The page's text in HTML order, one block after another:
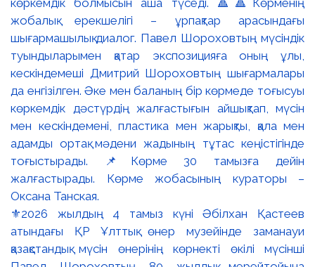
⚜️2026 жылдың 4 тамыз күні Әбілхан Қастеев
атындағы ҚР Ұлттық өнер музейінде заманауи
қазақстандық мүсін өнерінің көрнекті өкілі мүсінші